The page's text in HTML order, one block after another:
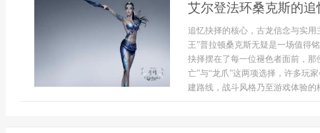
艾尔登法环桑克斯的
追忆抉择的核心，古龙信念与实
王”普拉顿桑克斯无疑是一场值得
抉择摆在了每一位褪色者面前，
亡”与“龙爪”这两项选择，许多玩
建路线，战斗风格乃至游戏体验的